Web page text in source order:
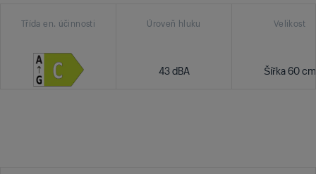
Třída en. účinnosti Úroveň hluku
43 dBA
Velikost
Šířka 60 cm